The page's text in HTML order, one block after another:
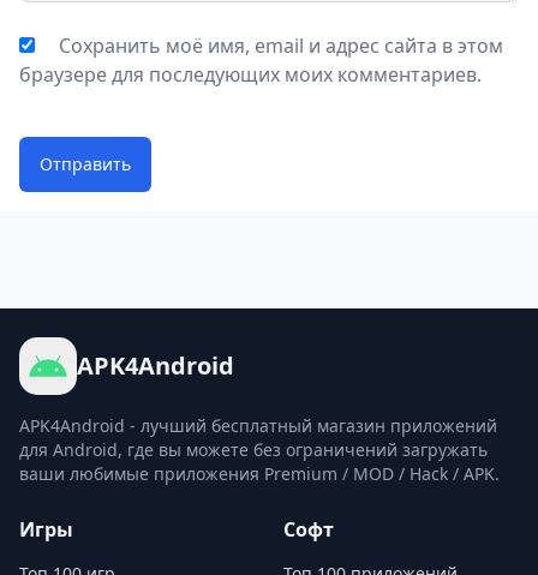
Сохранить моё имя, email и адрес сайта в этом
браузере для последующих моих комментариев.
Отправить
APK4Android
APK4Android - лучший бесплатный магазин приложений
для Android, где вы можете без ограничений загружать
ваши любимые приложения Premium / MOD / Hack / APK.
Игры Софт